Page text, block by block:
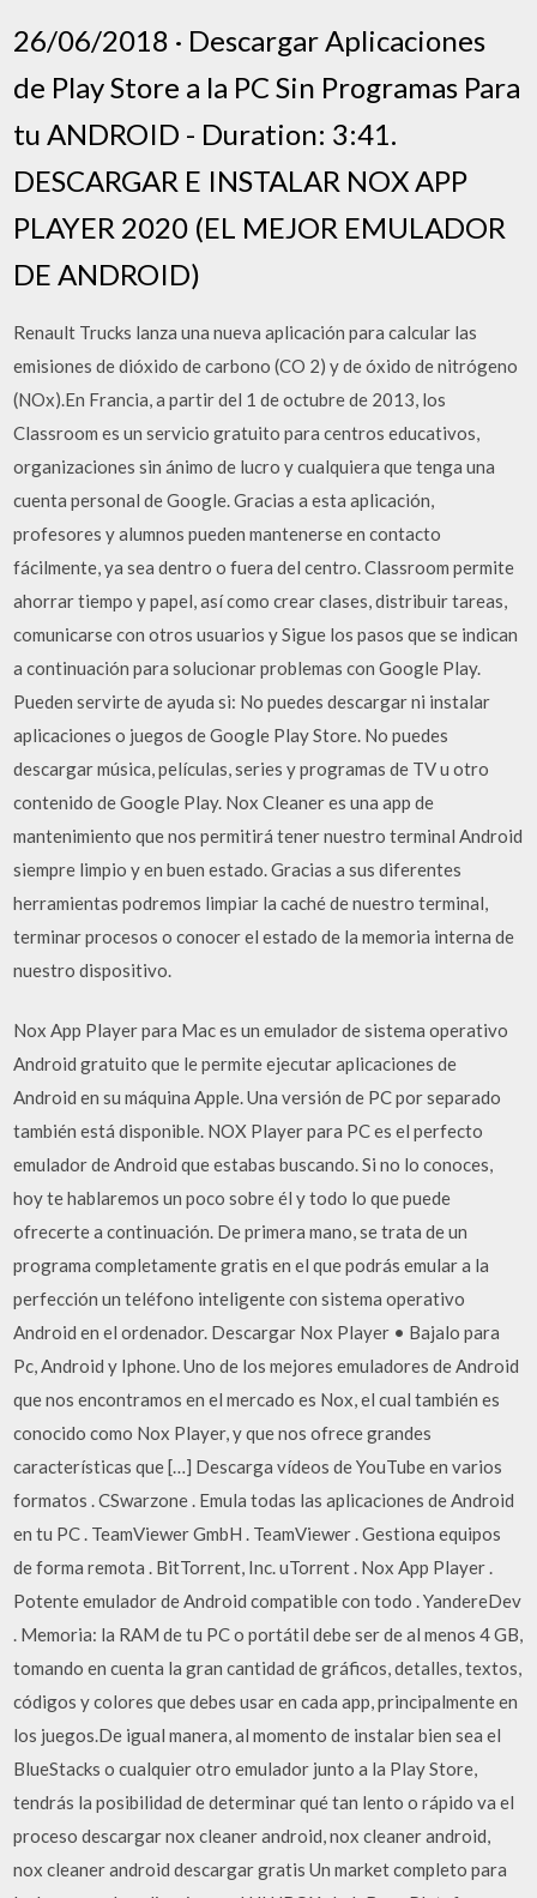
26/06/2018 · Descargar Aplicaciones
de Play Store a la PC Sin Programas Para
tu ANDROID - Duration: 3:41.
DESCARGAR E INSTALAR NOX APP
PLAYER 2020 (EL MEJOR EMULADOR
DE ANDROID)
Renault Trucks lanza una nueva aplicación para calcular las
emisiones de dióxido de carbono (CO 2) y de óxido de nitrógeno
(NOx).En Francia, a partir del 1 de octubre de 2013, los
Classroom es un servicio gratuito para centros educativos,
organizaciones sin ánimo de lucro y cualquiera que tenga una
cuenta personal de Google. Gracias a esta aplicación,
profesores y alumnos pueden mantenerse en contacto
fácilmente, ya sea dentro o fuera del centro. Classroom permite
ahorrar tiempo y papel, así como crear clases, distribuir tareas,
comunicarse con otros usuarios y Sigue los pasos que se indican
a continuación para solucionar problemas con Google Play.
Pueden servirte de ayuda si: No puedes descargar ni instalar
aplicaciones o juegos de Google Play Store. No puedes
descargar música, películas, series y programas de TV u otro
contenido de Google Play. Nox Cleaner es una app de
mantenimiento que nos permitirá tener nuestro terminal Android
siempre limpio y en buen estado. Gracias a sus diferentes
herramientas podremos limpiar la caché de nuestro terminal,
terminar procesos o conocer el estado de la memoria interna de
nuestro dispositivo.
Nox App Player para Mac es un emulador de sistema operativo
Android gratuito que le permite ejecutar aplicaciones de
Android en su máquina Apple. Una versión de PC por separado
también está disponible. NOX Player para PC es el perfecto
emulador de Android que estabas buscando. Si no lo conoces,
hoy te hablaremos un poco sobre él y todo lo que puede
ofrecerte a continuación. De primera mano, se trata de un
programa completamente gratis en el que podrás emular a la
perfección un teléfono inteligente con sistema operativo
Android en el ordenador. Descargar Nox Player • Bajalo para
Pc, Android y Iphone. Uno de los mejores emuladores de Android
que nos encontramos en el mercado es Nox, el cual también es
conocido como Nox Player, y que nos ofrece grandes
características que […] Descarga vídeos de YouTube en varios
formatos . CSwarzone . Emula todas las aplicaciones de Android
en tu PC . TeamViewer GmbH . TeamViewer . Gestiona equipos
de forma remota . BitTorrent, Inc. uTorrent . Nox App Player .
Potente emulador de Android compatible con todo . YandereDev
. Memoria: la RAM de tu PC o portátil debe ser de al menos 4 GB,
tomando en cuenta la gran cantidad de gráficos, detalles, textos,
códigos y colores que debes usar en cada app, principalmente en
los juegos.De igual manera, al momento de instalar bien sea el
BlueStacks o cualquier otro emulador junto a la Play Store,
tendrás la posibilidad de determinar qué tan lento o rápido va el
proceso descargar nox cleaner android, nox cleaner android,
nox cleaner android descargar gratis Un market completo para